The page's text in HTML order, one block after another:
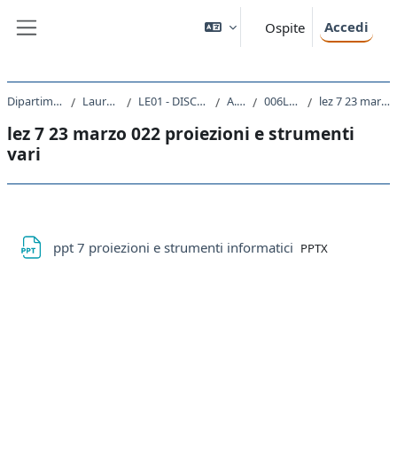
Ospite Accedi
Dipartimento di Studi Umanistici Laurea triennale (DM270) LE01 - DISCIPLINE STORICHE E FILOSOFICHE A.A. 2021 - 2022 006LE - GEOGRAFIA 2021 lez 7 23 marzo 022 proiezioni e strumenti vari
lez 7 23 marzo 022 proiezioni e strumenti
vari
ppt 7 proiezioni e strumenti informatici File
PPTX